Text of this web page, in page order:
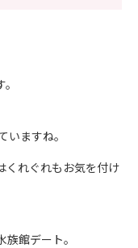
ますね。
くれぐれもお気を付け
館デート。